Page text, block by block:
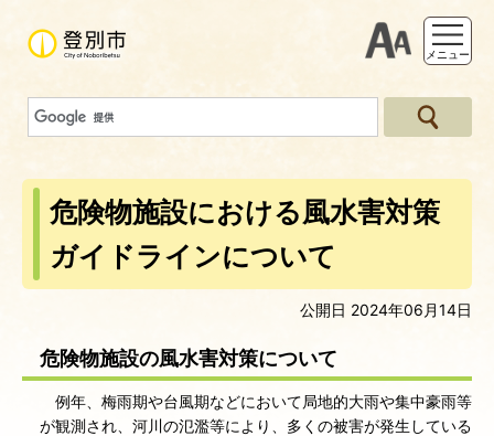
支援ツー
メニュー
危険物施設における風水害対策
ガイドラインについて
公開日 2024年06月14日
危険物施設の風水害対策について
例年、梅雨期や台風期などにおいて局地的大雨や集中豪雨等
が観測され、河川の氾濫等により、多くの被害が発生している